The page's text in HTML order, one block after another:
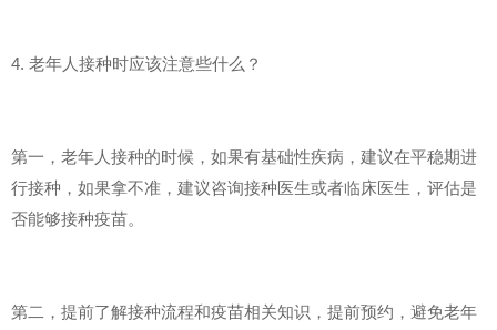
4. 老年人接种时应该注意些什么？
第一，老年人接种的时候，如果有基础性疾病，建议在平稳期进
行接种，如果拿不准，建议咨询接种医生或者临床医生，评估是
否能够接种疫苗。
第二，提前了解接种流程和疫苗相关知识，提前预约，避免老年